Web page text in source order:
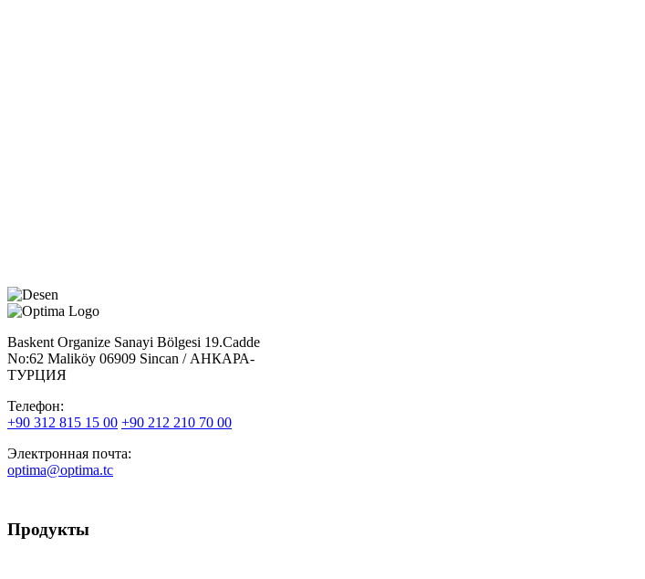
Baskent Organize Sanayi Bölgesi 19.Cadde
No:62 Maliköy 06909 Sincan / АНКАРА-
ТУРЦИЯ
Телефон:
+90 312 815 15 00 +90 212 210 70 00
Электронная почта:
optima@optima.tc
Продукты